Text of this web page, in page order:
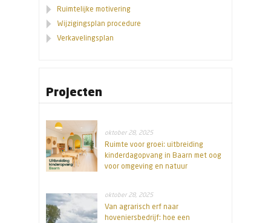
Ruimtelijke motivering
Wijzigingsplan procedure
Verkavelingsplan
Projecten
oktober 28, 2025
Ruimte voor groei: uitbreiding
kinderdagopvang in Baarn met oog
voor omgeving en natuur
oktober 28, 2025
Van agrarisch erf naar
hoveniersbedrijf: hoe een